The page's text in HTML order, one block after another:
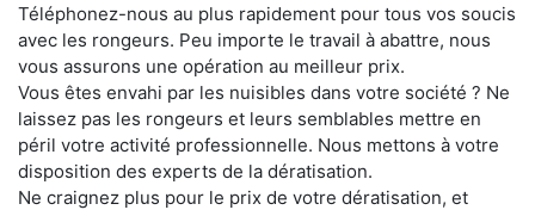
Téléphonez-nous au plus rapidement pour tous vos soucis
avec les rongeurs. Peu importe le travail à abattre, nous
vous assurons une opération au meilleur prix.
Vous êtes envahi par les nuisibles dans votre société ? Ne
laissez pas les rongeurs et leurs semblables mettre en
péril votre activité professionnelle. Nous mettons à votre
disposition des experts de la dératisation.
Ne craignez plus pour le prix de votre dératisation, et